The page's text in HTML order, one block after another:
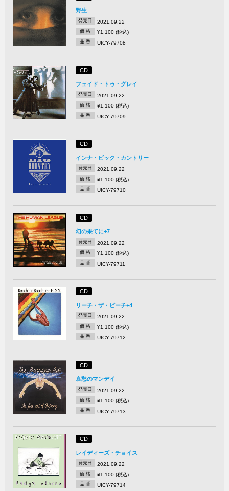
野生
発売日 2021.09.22
価 格 ¥1,100 (税込)
品 番 UICY-79708
CD
フェイド・トゥ・グレイ
発売日 2021.09.22
価 格 ¥1,100 (税込)
品 番 UICY-79709
CD
インナ・ビック・カントリー
発売日 2021.09.22
価 格 ¥1,100 (税込)
品 番 UICY-79710
CD
幻の果てに+7
発売日 2021.09.22
価 格 ¥1,100 (税込)
品 番 UICY-79711
CD
リーチ・ザ・ビーチ+4
発売日 2021.09.22
価 格 ¥1,100 (税込)
品 番 UICY-79712
CD
哀愁のマンデイ
発売日 2021.09.22
価 格 ¥1,100 (税込)
品 番 UICY-79713
CD
レイディーズ・チョイス
発売日 2021.09.22
価 格 ¥1,100 (税込)
品 番 UICY-79714